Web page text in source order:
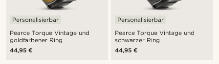
Pearce Torque Vintage und
goldfarbener Ring
Personalisierbar
44,95 €
Pearce Torque Vintage und
schwarzer Ring
Personalisierbar
44,95 €